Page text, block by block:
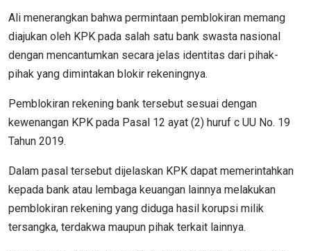
Ali menerangkan bahwa permintaan pemblokiran memang
diajukan oleh KPK pada salah satu bank swasta nasional
dengan mencantumkan secara jelas identitas dari pihak-
pihak yang dimintakan blokir rekeningnya.
Pemblokiran rekening bank tersebut sesuai dengan
kewenangan KPK pada Pasal 12 ayat (2) huruf c UU No. 19
Tahun 2019.
Dalam pasal tersebut dijelaskan KPK dapat memerintahkan
kepada bank atau lembaga keuangan lainnya melakukan
pemblokiran rekening yang diduga hasil korupsi milik
tersangka, terdakwa maupun pihak terkait lainnya.